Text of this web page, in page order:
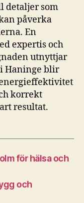
detaljer som
påverka
En
expertis och
utnyttjar
Haninge blir
korrekt
resultat.
för hälsa och
och